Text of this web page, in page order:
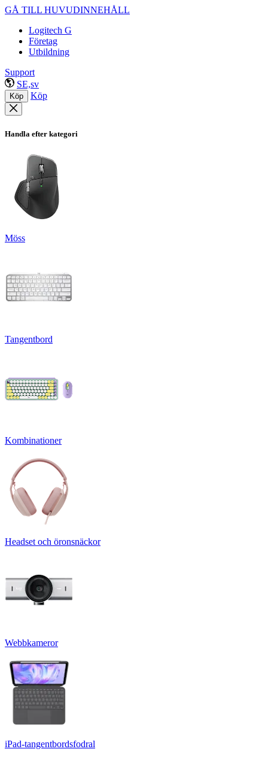
GÅ TILL HUVUDINNEHÅLL
Logitech G
Företag
Utbildning
Support
SE,sv
Köp Köp
Handla efter kategori
Möss
Tangentbord
Kombinationer
Headset och öronsnäckor
Webbkameror
iPad-tangentbordsfodral